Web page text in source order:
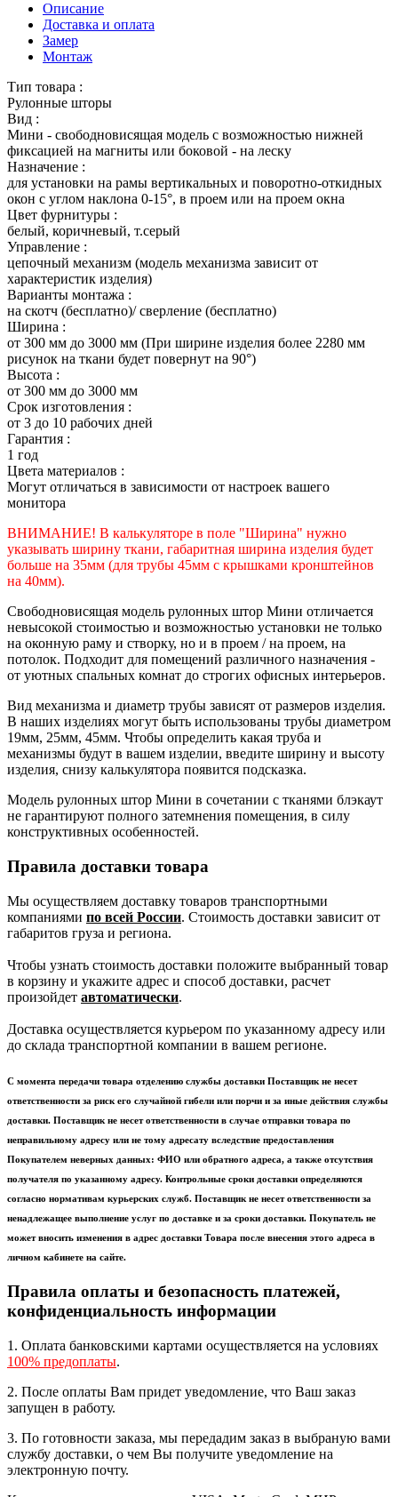
Описание
Доставка и оплата
Замер
Монтаж
Тип товара :
Рулонные шторы
Вид :
Мини - свободновисящая модель с возможностью нижней
фиксацией на магниты или боковой - на леску
Назначение :
для установки на рамы вертикальных и поворотно-откидных
окон с углом наклона 0-15°, в проем или на проем окна
Цвет фурнитуры :
белый, коричневый, т.серый
Управление :
цепочный механизм (модель механизма зависит от
характеристик изделия)
Варианты монтажа :
на скотч (бесплатно)/ сверление (бесплатно)
Ширина :
от 300 мм до 3000 мм (При ширине изделия более 2280 мм
рисунок на ткани будет повернут на 90°)
Высота :
от 300 мм до 3000 мм
Срок изготовления :
от 3 до 10 рабочих дней
Гарантия :
1 год
Цвета материалов :
Могут отличаться в зависимости от настроек вашего
монитора
ВНИМАНИЕ! В калькуляторе в поле "Ширина" нужно
указывать ширину ткани, габаритная ширина изделия будет
больше на 35мм (для трубы 45мм с крышками кронштейнов
на 40мм).
Свободновисящая модель рулонных штор Мини отличается
невысокой стоимостью и возможностью установки не только
на оконную раму и створку, но и в проем / на проем, на
потолок. Подходит для помещений различного назначения -
от уютных спальных комнат до строгих офисных интерьеров.
Вид механизма и диаметр трубы зависят от размеров изделия.
В наших изделиях могут быть использованы трубы диаметром
19мм, 25мм, 45мм. Чтобы определить какая труба и
механизмы будут в вашем изделии, введите ширину и высоту
изделия, снизу калькулятора появится подсказка.
Модель рулонных штор Мини в сочетании с тканями блэкаут
не гарантируют полного затемнения помещения, в силу
конструктивных особенностей.
Правила доставки товара
Мы осуществляем доставку товаров транспортными
компаниями по всей России. Стоимость доставки зависит от
габаритов груза и региона.
Чтобы узнать стоимость доставки положите выбранный товар
в корзину и укажите адрес и способ доставки, расчет
произойдет автоматически.
Доставка осуществляется курьером по указанному адресу или
до склада транспортной компании в вашем регионе.
С момента передачи товара отделению службы доставки Поставщик не несет
ответственности за риск его случайной гибели или порчи и за иные действия службы
доставки. Поставщик не несет ответственности в случае отправки товара по
неправильному адресу или не тому адресату вследствие предоставления
Покупателем неверных данных: ФИО или обратного адреса, а также отсутствия
получателя по указанному адресу. Контрольные сроки доставки определяются
согласно нормативам курьерских служб. Поставщик не несет ответственности за
ненадлежащее выполнение услуг по доставке и за сроки доставки. Покупатель не
может вносить изменения в адрес доставки Товара после внесения этого адреса в
личном кабинете на сайте.
Правила оплаты и безопасность платежей,
конфиденциальность информации
1. Оплата банковскими картами осуществляется на условиях
100% предоплаты.
2. После оплаты Вам придет уведомление, что Ваш заказ
запущен в работу.
3. По готовности заказа, мы передадим заказ в выбраную вами
службу доставки, о чем Вы получите уведомление на
электронную почту.